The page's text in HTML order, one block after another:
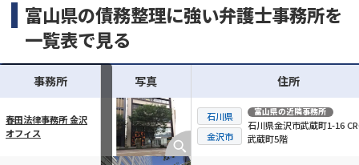
富山県の債務整理に強い弁護士事務所を
一覧表で見る
横スクロール可能
事務所 写真 住所
春田法律事務所 金沢
オフィス
石川県
金沢市
富山県の近隣事務所
石川県金沢市武蔵町1-16
武蔵町5階